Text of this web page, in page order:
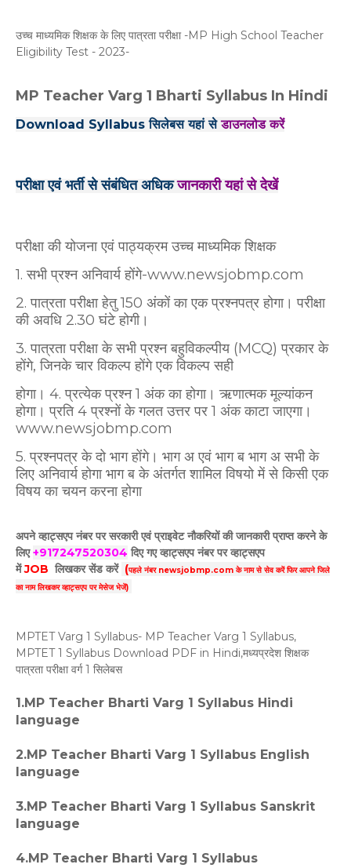
उच्च माध्यमिक शिक्षक के लिए पात्रता परीक्षा -MP High School Teacher
Eligibility Test - 2023-
MP Teacher Varg 1 Bharti Syllabus In Hindi
Download Syllabus सिलेबस यहां सेडाउनलोड करें
परीक्षा एवं भर्ती से संबंधित अधिकजानकारी यहां से देखें
परीक्षा की योजना एवं पाठ्यक्रम उच्च माध्यमिक शिक्षक
1. सभी प्रश्न अनिवार्य होंगे-www.newsjobmp.com
2. पात्रता परीक्षा हेतु 150 अंकों का एक प्रश्नपत्र होगा। परीक्षा
की अवधि 2.30 घंटे होगी।
3. पात्रता परीक्षा के सभी प्रश्न बहुविकल्पीय (MCQ) प्रकार के
होंगे, जिनके चार विकल्प होंगे एक विकल्प सही
होगा। 4. प्रत्येक प्रश्न 1 अंक का होगा। ऋणात्मक मूल्यांकन
होगा। प्रति 4 प्रश्नों के गलत उत्तर पर 1 अंक काटाजाएगा।
www.newsjobmp.com
5. प्रश्नपत्र के दो भाग होंगे। भाग अ एवं भाग ब भाग अ सभी के
लिए अनिवार्य होगा भाग ब के अंतर्गत शामिल विषयो में से किसी एक
विषय का चयन करना होगा
अपने व्हाट्सएप नंबर पर सरकारी एवं प्राइवेट नौकरियों की जानकारी प्राप्त करने के
लिए+917247520304 दिए गएव्हाट्सएपनंबर पर व्हाट्सएप
मेंJOB लिखकर सेंड करें (पहले नंबर newsjobmp.com के नाम से सेव करें फिर आपनेजिले
का नाम लिखकर व्हाट्सएप पर मेसेज भेजें)
MPTET Varg 1 Syllabus- MP Teacher Varg 1 Syllabus,
MPTET 1 Syllabus Download PDF in Hindi,मध्यप्रदेश शिक्षक
पात्रता परीक्षा वर्ग 1 सिलेबस
1.MP Teacher Bharti Varg 1 Syllabus Hindi
language
2.MP Teacher Bharti Varg 1 Syllabus English
language
3.MP Teacher Bharti Varg 1 Syllabus Sanskrit
language
4.MP Teacher Bharti Varg 1 Syllabus